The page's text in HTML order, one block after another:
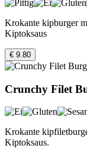
Krokante kipburger
Kiptoksaus
€ 9.80
Crunchy Filet
Krokante
Kiptoksaus.